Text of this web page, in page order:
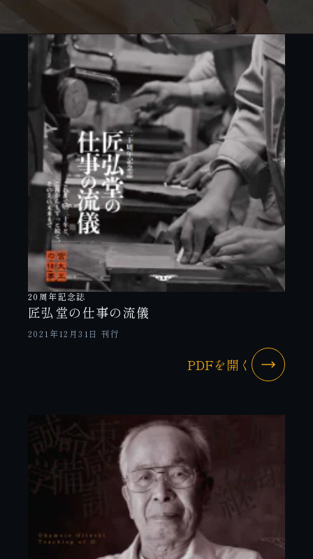
20周年記念誌
匠弘堂の仕事の流儀
2021年12月31日 刊行
PDFを開く